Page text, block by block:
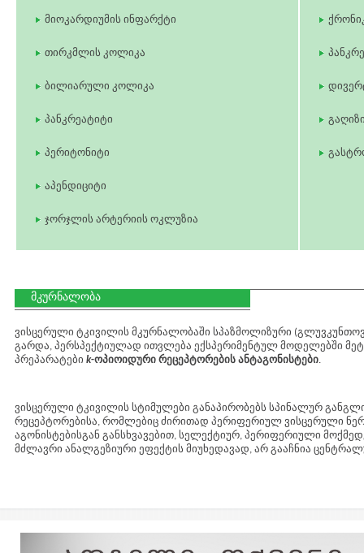
მიოკარდიუმის ინფარქტი
თირკმლის კოლიკა
ბილიარული კოლიკა
პანკრეატიტი
პერიტონიტი
აპენდიციტი
ჯორჯლის არტერიის ოკლუზია
მკურნალობა
ვისცერული ტკივილის მკურნალობაში სპაზმოლიზური
გარდა, პერსპექტიულად ითვლება ექსპერიმენტულ მოდელებში
პრეპარატები k-ოპიოიდური რეცეპტორების ანტაგონისტები.
ვისცერული ტკივილის სტიმულები განაპირობებს სპინალურ
რეცეპტორებისა, რომლებიც ძირითად პერიფერიულ ვისცერული
აგონისტებისგან განსხვავებით, სელექტიურ, პერიფერიული
მძლავრი ანალგეზიური ეფექტის მიუხედავად, არ გააჩნია